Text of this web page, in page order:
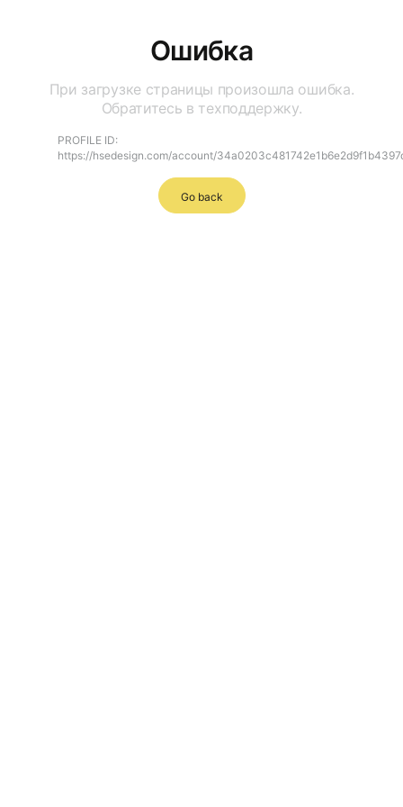
Ошибка
При загрузке страницы произошла ошибка.
Обратитесь в техподдержку.
PROFILE ID:
https://hsedesign.com/account/
Go back